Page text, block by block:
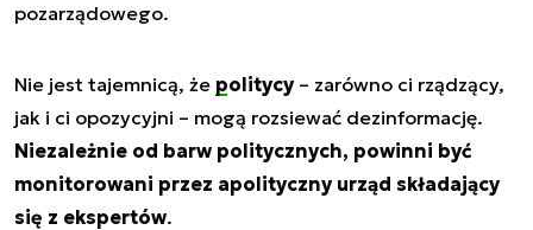
pozarządowego.
Nie jest tajemnicą, że politycy– zarówno ci rządzący,
jak i ci opozycyjni – mogą rozsiewać dezinformację.
Niezależnie od barw politycznych, powinni być
monitorowani przez apolityczny urząd składający
się z ekspertów.